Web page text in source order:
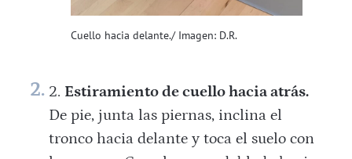
Cuello hacia delante./ Imagen: D.R.
Estiramiento de cuello hacia atrás.
De pie, junta las piernas, inclina el
tronco hacia delante y toca el suelo con